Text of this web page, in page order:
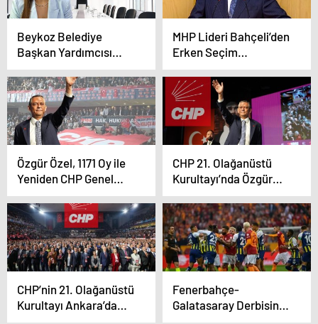
Beykoz Belediye
Başkan Yardımcısı
Fidan Gül Hakkında
İhaleye Fesat
Karıştırma İddiasıyla
Gözaltı Kararı
MHP Lideri Bahçeli’den
Erken Seçim
Tartışmalarına Net
Yanıt
Özgür Özel, 1171 Oy ile
Yeniden CHP Genel
Başkanı Seçildi
CHP 21. Olağanüstü
Kurultayı’nda Özgür
Özel Tek Aday Kaldı,
Berhan Şimşek ve
Ümit Uysal Yarış Dışı
CHP’nin 21. Olağanüstü
Kurultayı Ankara’da
Başladı
Fenerbahçe-
Galatasaray Derbisinin
Cezaları Belli Oldu